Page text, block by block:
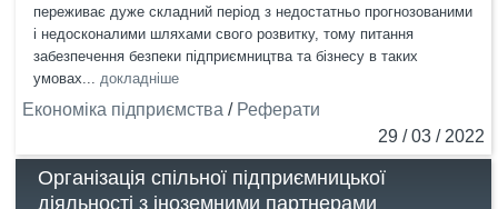
переживає дуже складний період з недостатньо прогнозованими
і недосконалими шляхами свого розвитку, тому питання
забезпечення безпеки підприємництва та бізнесу в таких
умовах... докладніше
Економіка підприємства / Реферати
29 / 03 / 2022
Організація спільної підприємницької
діяльності з іноземними партнерами